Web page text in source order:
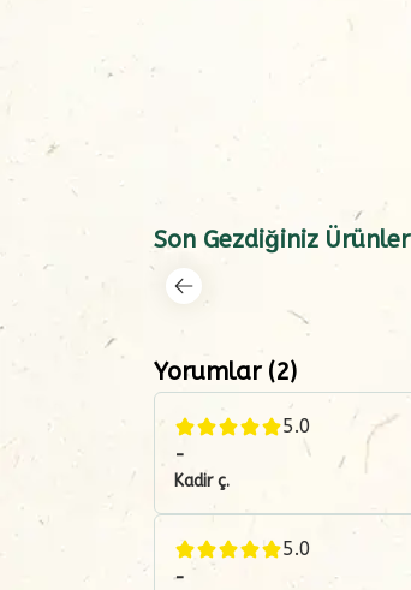
Son Gezdiğiniz Ürünler
Yorumlar(2)
5.0
-
Kadir ç.
5.0
-